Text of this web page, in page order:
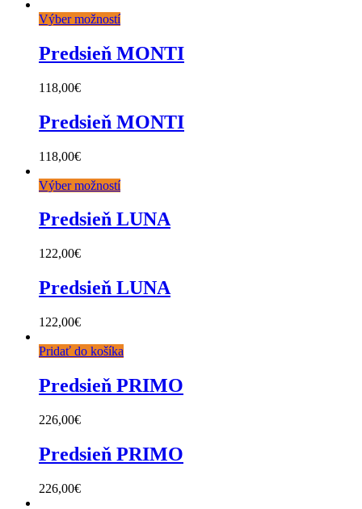
Výber možností
Predsieň MONTI
118,00€
Predsieň MONTI
118,00€
Výber možností
Predsieň LUNA
122,00€
Predsieň LUNA
122,00€
Pridať do košíka
Predsieň PRIMO
226,00€
Predsieň PRIMO
226,00€